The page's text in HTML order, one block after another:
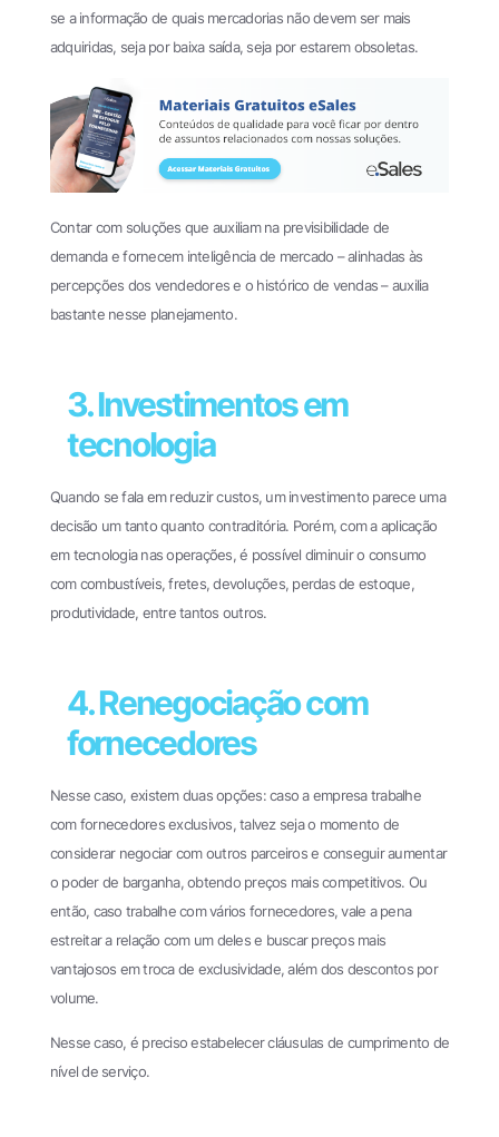
se a informação de quais mercadorias não devem ser mais
adquiridas, seja por baixa saída, seja por estarem obsoletas.
Contar com soluções que auxiliam na previsibilidade de
demanda e fornecem inteligência de mercado – alinhadas às
percepções dos vendedores e o histórico de vendas – auxilia
bastante nesse planejamento.
3. Investimentos em
tecnologia
Quando se fala em reduzir custos, um investimento parece uma
decisão um tanto quanto contraditória. Porém, com a aplicação
em tecnologia nas operações, é possível diminuir o consumo
com combustíveis, fretes, devoluções, perdas de estoque,
produtividade, entre tantos outros.
4. Renegociação com
fornecedores
Nesse caso, existem duas opções: caso a empresa trabalhe
com fornecedores exclusivos, talvez seja o momento de
considerar negociar com outros parceiros e conseguir aumentar
o poder de barganha, obtendo preços mais competitivos. Ou
então, caso trabalhe com vários fornecedores, vale a pena
estreitar a relação com um deles e buscar preços mais
vantajosos em troca de exclusividade, além dos descontos por
volume.
Nesse caso, é preciso estabelecer cláusulas de cumprimento de
nível de serviço.